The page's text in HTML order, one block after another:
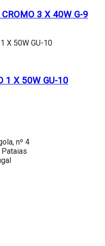
CROMO 3 X 40W G-9
1 X 50W GU-10
nº 4